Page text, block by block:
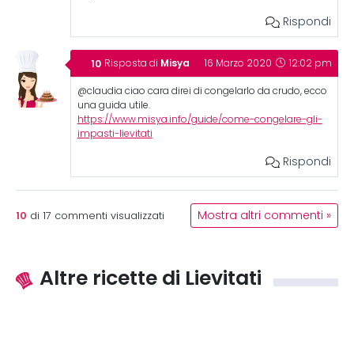
Rispondi
Risposta di Misya 16 Marzo 2020 12:02 pm
@claudia ciao cara direi di congelarlo da crudo, ecco
una guida utile.
https://www.misya.info/guide/come-congelare-gli-
impasti-lievitati
Rispondi
10 di 17 commenti visualizzati Mostra altri commenti »
Altre ricette di Lievitati